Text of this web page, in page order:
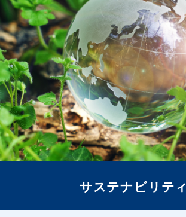
サステナビリティ